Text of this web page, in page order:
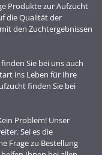
Produkte zur Aufzucht
die Qualität der
den Zuchtergebnissen
Sie bei uns auch
ins Leben für Ihre
finden Sie bei
Problem! Unser
Sei es die
Frage zu Bestellung